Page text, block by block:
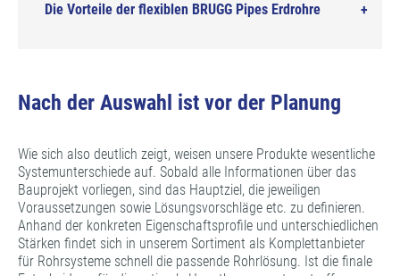
Die Vorteile der flexiblen BRUGG Pipes Erdrohre
Nach der Auswahl ist vor der Planung
Wie sich also deutlich zeigt, weisen unsere Produkte wesentliche
Systemunterschiede auf. Sobald alle Informationen über das
Bauprojekt vorliegen, sind das Hauptziel, die jeweiligen
Voraussetzungen sowie Lösungsvorschläge etc. zu definieren.
Anhand der konkreten Eigenschaftsprofile und unterschiedlichen
Stärken findet sich in unserem Sortiment als Komplettanbieter
für Rohrsysteme schnell die passende Rohrlösung. Ist die finale